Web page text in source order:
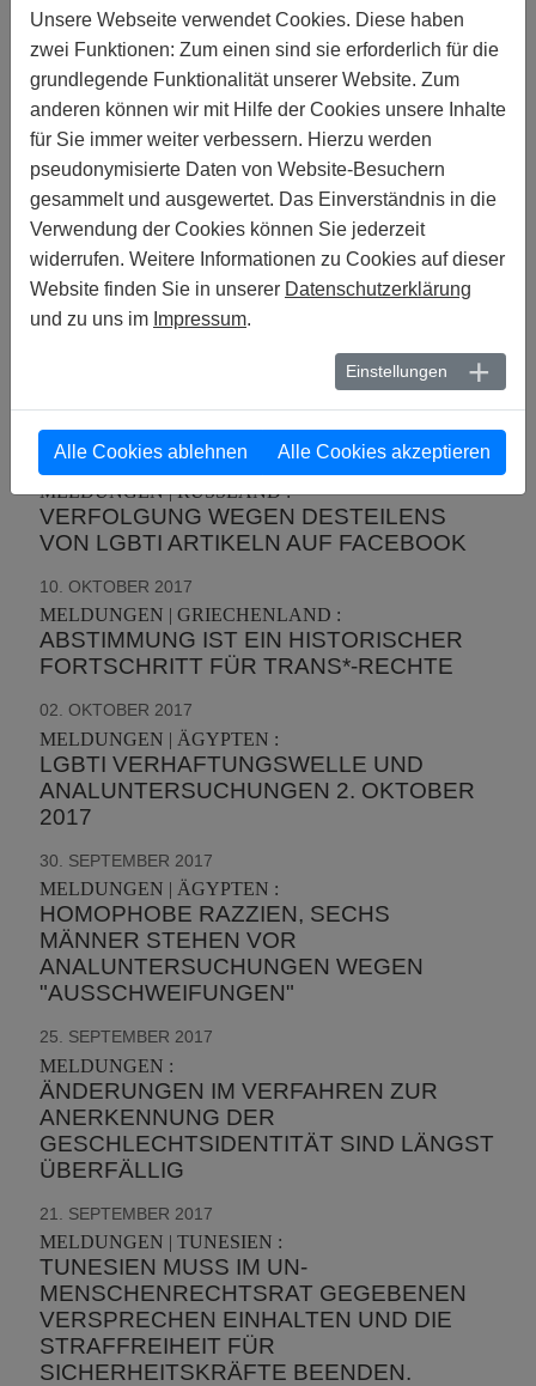
RECHTE INTERGESCHLECHTLICHER
MENSCHEN 2017
04. NOVEMBER 2017
MELDUNGEN | INDONESIEN :
VERHAFTUNG VON 51 PERSONEN
VERSTÄRKT FEINDLICHES UMFELD FÜR
LGBTI
26. OKTOBER 2017
MELDUNGEN | DEUTSCHLAND :
ZURECHTGESCHNITTEN
STOPPT DIE PATHOLOGISIERUNG VON
TRANS* WELTWEIT
18. OKTOBER 2017
MELDUNGEN | RUSSLAND :
VERFOLGUNG WEGEN DESTEILENS
VON LGBTI ARTIKELN AUF FACEBOOK
10. OKTOBER 2017
MELDUNGEN | GRIECHENLAND :
ABSTIMMUNG IST EIN HISTORISCHER
FORTSCHRITT FÜR TRANS*-RECHTE
02. OKTOBER 2017
MELDUNGEN | ÄGYPTEN :
LGBTI VERHAFTUNGSWELLE UND
ANALUNTERSUCHUNGEN 2. OKTOBER
2017
30. SEPTEMBER 2017
MELDUNGEN | ÄGYPTEN :
HOMOPHOBE RAZZIEN, SECHS
MÄNNER STEHEN VOR
ANALUNTERSUCHUNGEN WEGEN
"AUSSCHWEIFUNGEN"
25. SEPTEMBER 2017
MELDUNGEN :
ÄNDERUNGEN IM VERFAHREN ZUR
ANERKENNUNG DER
GESCHLECHTSIDENTITÄT SIND LÄNGST
ÜBERFÄLLIG
21. SEPTEMBER 2017
MELDUNGEN | TUNESIEN :
TUNESIEN MUSS IM UN-
MENSCHENRECHTSRAT GEGEBENEN
VERSPRECHEN EINHALTEN UND DIE
STRAFFREIHEIT FÜR
SICHERHEITSKRÄFTE BEENDEN.
Unsere Webseite verwendet Cookies. Diese haben
zwei Funktionen: Zum einen sind sie erforderlich für die
grundlegende Funktionalität unserer Website. Zum
anderen können wir mit Hilfe der Cookies unsere Inhalte
für Sie immer weiter verbessern. Hierzu werden
pseudonymisierte Daten von Website-Besuchern
gesammelt und ausgewertet. Das Einverständnis in die
Verwendung der Cookies können Sie jederzeit
widerrufen. Weitere Informationen zu Cookies auf dieser
Website finden Sie in unserer Datenschutzerklärung
und zu uns im Impressum.
Einstellungen
Alle Cookies ablehnen Alle Cookies akzeptieren